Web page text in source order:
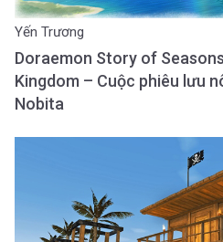
Yến Trương
Doraemon Story of
Kingdom – Cuộc phiêu lưu
Nobita